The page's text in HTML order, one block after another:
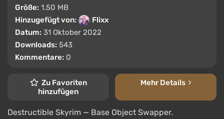
Größe: 1.50 MB
Hinzugefügt von:
Flixx
Datum: 31 Oktober 2022
Downloads: 543
Kommentare: 0
Zu Favoriten
hinzufügen
Mehr Details
Destructible Skyrim — Base Object Swapper.